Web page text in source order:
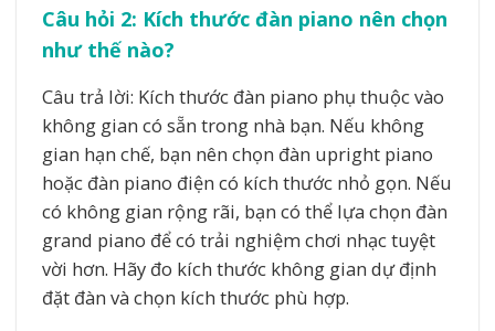
Câu hỏi 2: Kích thước đàn piano nên chọn
như thế nào?
Câu trả lời: Kích thước đàn piano phụ thuộc vào
không gian có sẵn trong nhà bạn. Nếu không
gian hạn chế, bạn nên chọn đàn upright piano
hoặc đàn piano điện có kích thước nhỏ gọn. Nếu
có không gian rộng rãi, bạn có thể lựa chọn đàn
grand piano để có trải nghiệm chơi nhạc tuyệt
vời hơn. Hãy đo kích thước không gian dự định
đặt đàn và chọn kích thước phù hợp.